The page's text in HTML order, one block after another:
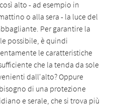
alto - ad esempio in
o alla sera - la luce del
Per garantire la
possibile, è quindi
le caratteristiche
che la tenda da sole
dall'alto? Oppure
di una protezione
e serale, che si trova più